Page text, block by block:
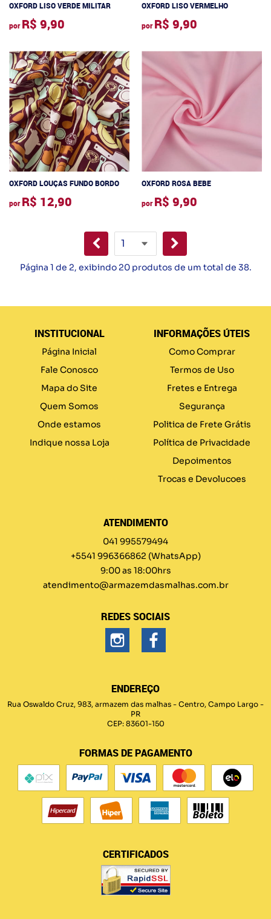
OXFORD LISO VERDE MILITAR
por R$ 9,90
OXFORD LISO VERMELHO
por R$ 9,90
OXFORD LOUÇAS FUNDO BORDO
por R$ 12,90
OXFORD ROSA BEBE
por R$ 9,90
Página 1 de 2, exibindo 20 produtos de um total de 38.
INSTITUCIONAL
Página Inicial
Fale Conosco
Mapa do Site
Quem Somos
Onde estamos
Indique nossa Loja
INFORMAÇÕES ÚTEIS
Como Comprar
Termos de Uso
Fretes e Entrega
Segurança
Politica de Frete Grátis
Política de Privacidade
Depoimentos
Trocas e Devolucoes
ATENDIMENTO
041 995579494
+5541 996366862 (WhatsApp)
9:00 as 18:00hrs
atendimento@armazemdasmalhas.com.br
REDES SOCIAIS
ENDEREÇO
Rua Oswaldo Cruz, 983, armazem das malhas - Centro, Campo Largo -
PR
CEP: 83601-150
FORMAS DE PAGAMENTO
CERTIFICADOS